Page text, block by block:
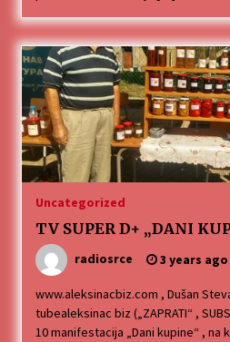
Uncategorized
TV SUPER D+ „DANI
radiosrce 3 years ago
www.aleksinacbiz.com , Dušan
tubealeksinac biz („ZAPRATI“ ,
10 manifestacija „Dani kupine“ , na